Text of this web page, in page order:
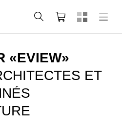
Rechercher
Panier
«EVIEW»
ET